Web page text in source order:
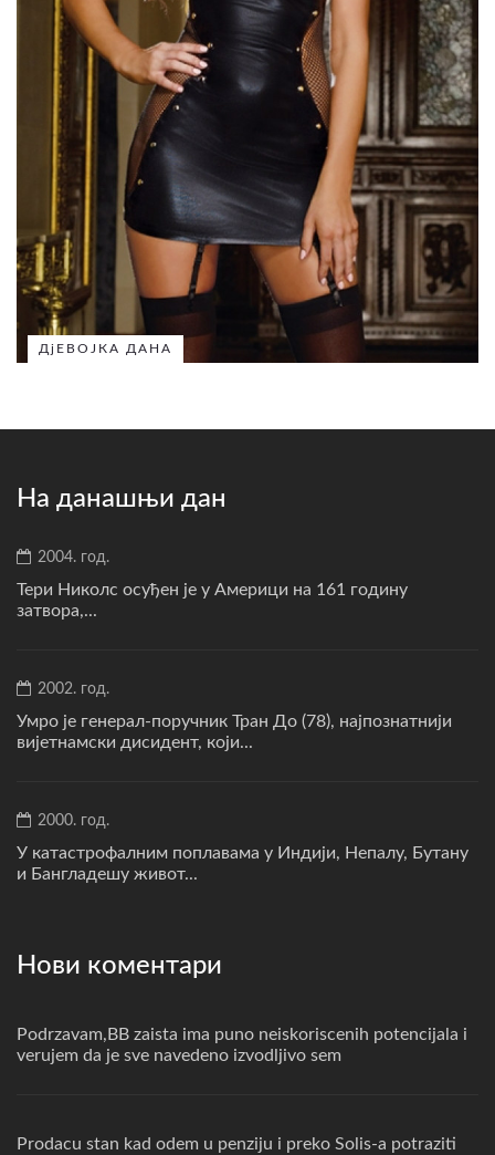
ДјЕВОЈКА ДАНА
На данашњи дан
2004. год.
Тери Николс осуђен је у Америци на 161 годину
затвора,...
2002. год.
Умро је генерал-поручник Тран До (78), најпознатнији
вијетнамски дисидент, који...
2000. год.
У катастрофалним поплавама у Индији, Непалу, Бутану
и Бангладешу живот...
Нови коментари
Podrzavam,BB zaista ima puno neiskoriscenih potencijala i
verujem da je sve navedeno izvodljivo sem
Prodacu stan kad odem u penziju i preko Solis-a potraziti